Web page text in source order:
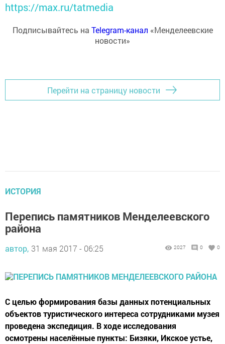
https://max.ru/tatmedia
Подписывайтесь на Telegram-канал «Менделеевские
новости»
Перейти на страницу новости
ИСТОРИЯ
Перепись памятников Менделеевского
района
автор, 31 мая 2017 - 06:25 2027 0 0
С целью формирования базы данных потенциальных
объектов туристического интереса сотрудниками музея
проведена экспедиция. В ходе исследования
осмотрены населённые пункты: Бизяки, Икское устье,